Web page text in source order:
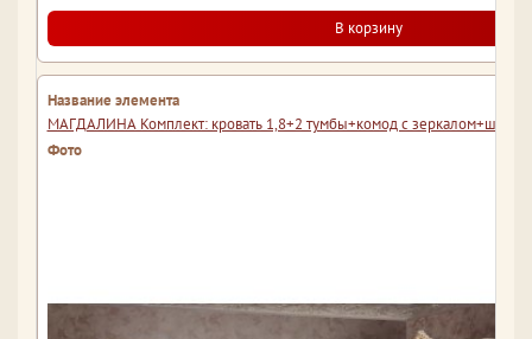
В корзину
МАГДАЛИНА Комплект: кровать 1,8+2 тумбы+комод с зеркалом+шкаф